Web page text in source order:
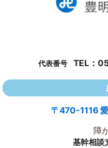
代表番号 TEL：
〒470-1116
障
基幹相談